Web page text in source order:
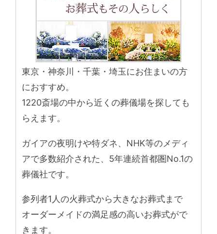
東京・神奈川・千葉・埼玉にお住まいの方
におすすめ。
1220斎場の中から近くの葬儀場を探しても
らえます。
ガイアの夜明けや特ダネ、NHK等のメディ
アで多数紹介された、5年連続首都圏No.1の
葬儀社です。
参列者1人の火葬式から大きなお葬式まで
オーダーメイドの満足感の高いお葬式がで
きます。